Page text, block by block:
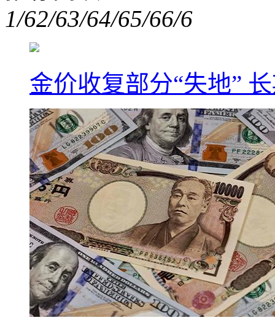
1/62/63/64/65/66/6
金价收复部分“失地”